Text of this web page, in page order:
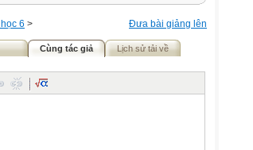
Đưa bài giảng lên
6 >
Cùng tác giả Lịch sử tải về